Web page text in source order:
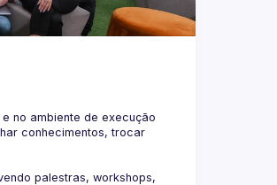
no ambiente de execução
conhecimentos, trocar
palestras, workshops,